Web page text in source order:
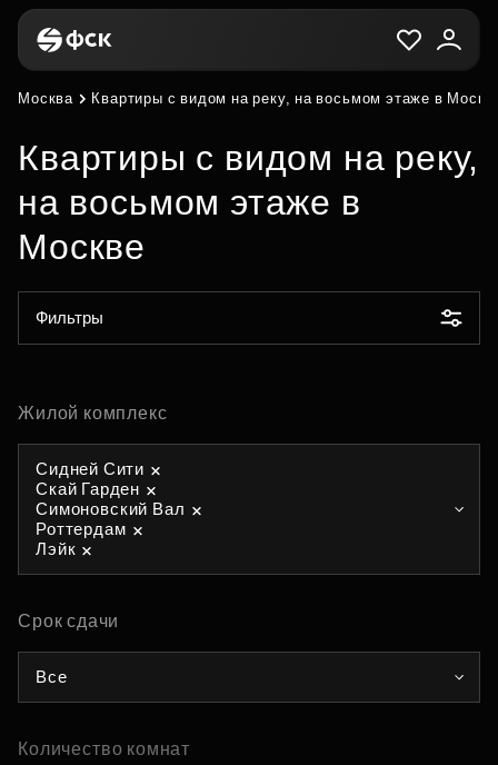
Москва Квартиры с видом на реку, на восьмом этаже в
Квартиры с видом на реку,
на восьмом этаже в
Москве
Фильтры
Жилой комплекс
Сидней Сити
Скай Гарден
Симоновский Вал
Роттердам
Лэйк
Срок сдачи
Все
Количество комнат